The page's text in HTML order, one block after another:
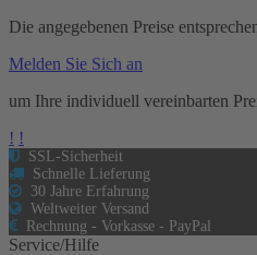
Die angegebenen Preise
Melden Sie Sich an
um Ihre individuell vereinbarten
! !
SSL-Sicherheit
Schnelle Lieferung
30 Jahre Erfahrung
Weltweiter Versand
Rechnung - Vorkasse - PayPal
Service/Hilfe